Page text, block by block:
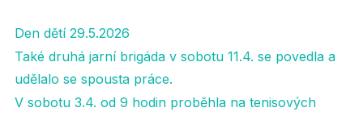
Den dětí 29.5.2026
Také druhá jarní brigáda v sobotu 11.4. se povedla a
udělalo se spousta práce.
V sobotu 3.4. od 9 hodin proběhla na tenisových